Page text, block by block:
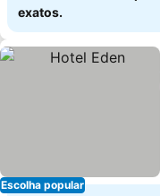
exatos.
Escolha popular